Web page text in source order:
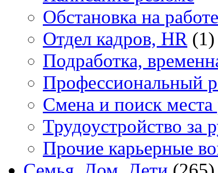
Обстановка на работе
Отдел кадров, HR (1)
Подработка,
Профессиональный
Смена и поиск места
Трудоустройство за
Прочие карьерные